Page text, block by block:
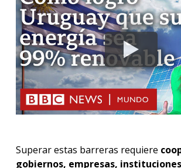
Superar estas barreras requiere
gobiernos, empresas,